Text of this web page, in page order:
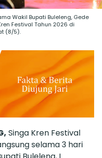
Wakil Bupati Buleleng, Gede
Festival Tahun 2026 di
(8/5).
Singa Kren Festival
selama 3 hari